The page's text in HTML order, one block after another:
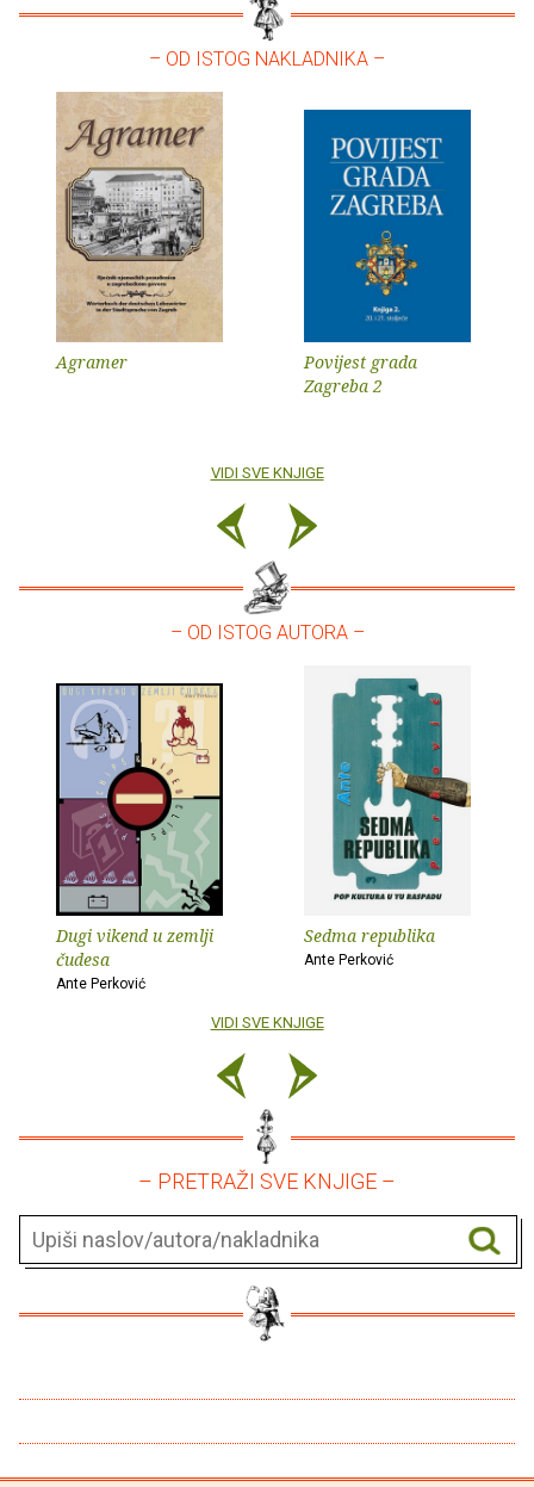
– OD ISTOG NAKLADNIKA –
Agramer
Povijest grada
Zagreba 2
VIDI SVE KNJIGE
– OD ISTOG AUTORA –
Dugi vikend u zemlji
čudesa
Ante Perković
Sedma republika
Ante Perković
VIDI SVE KNJIGE
– PRETRAŽI SVE KNJIGE –